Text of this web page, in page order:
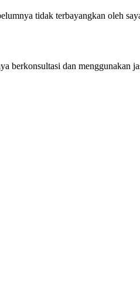
tidak terbayangkan oleh
berkonsultasi dan menggunakan